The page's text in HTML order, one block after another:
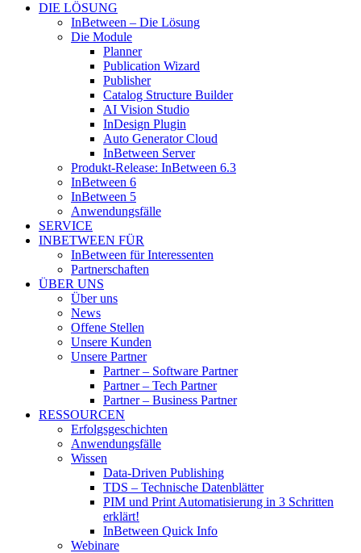
DIE LÖSUNG
InBetween – Die Lösung
Die Module
Planner
Publication Wizard
Publisher
Catalog Structure Builder
AI Vision Studio
InDesign Plugin
Auto Generator Cloud
InBetween Server
Produkt-Release: InBetween 6.3
InBetween 6
InBetween 5
Anwendungsfälle
SERVICE
INBETWEEN FÜR
InBetween für Interessenten
Partnerschaften
ÜBER UNS
Über uns
News
Offene Stellen
Unsere Kunden
Unsere Partner
Partner – Software Partner
Partner – Tech Partner
Partner – Business Partner
RESSOURCEN
Erfolgsgeschichten
Anwendungsfälle
Wissen
Data-Driven Publishing
TDS – Technische Datenblätter
PIM und Print Automatisierung in 3 Schritten
erklärt!
InBetween Quick Info
Webinare